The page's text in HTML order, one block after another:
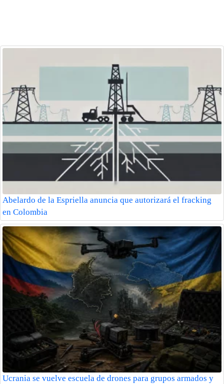
Abelardo de la Espriella anuncia que autorizará el fracking
en Colombia
Ucrania se vuelve escuela de drones para grupos armados y